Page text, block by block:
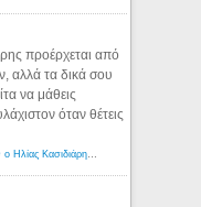
προέρχεται από
αλλά τα δικά σου
να μάθεις
όταν θέτεις
Αμερικανοί ρατσιστές αναρωτιούνται αν ο Ηλίας Κασιδιάρης ανήκει στη λευκή φυλή... - Λόγιος Ερμής